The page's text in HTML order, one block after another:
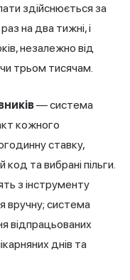
здійснюється за
на два тижні, і
незалежно від
трьом тисячам.
— система
кожного
ставку,
та вибрані пільги.
з інструменту
вручну; система
відпрацьованих
днів та